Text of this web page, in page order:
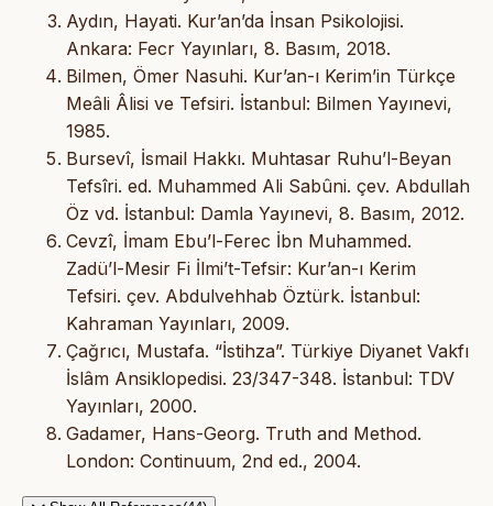
Aydın, Hayati. Kur’an’da İnsan Psikolojisi.
Ankara: Fecr Yayınları, 8. Basım, 2018.
Bilmen, Ömer Nasuhi. Kur’an-ı Kerim’in Türkçe
Meâli Âlisi ve Tefsiri. İstanbul: Bilmen Yayınevi,
1985.
Bursevî, İsmail Hakkı. Muhtasar Ruhu’l-Beyan
Tefsîri. ed. Muhammed Ali Sabûni. çev. Abdullah
Öz vd. İstanbul: Damla Yayınevi, 8. Basım, 2012.
Cevzî, İmam Ebu’l-Ferec İbn Muhammed.
Zadü’l-Mesir Fi İlmi’t-Tefsir: Kur’an-ı Kerim
Tefsiri. çev. Abdulvehhab Öztürk. İstanbul:
Kahraman Yayınları, 2009.
Çağrıcı, Mustafa. “İstihza”. Türkiye Diyanet Vakfı
İslâm Ansiklopedisi. 23/347-348. İstanbul: TDV
Yayınları, 2000.
Gadamer, Hans-Georg. Truth and Method.
London: Continuum, 2nd ed., 2004.